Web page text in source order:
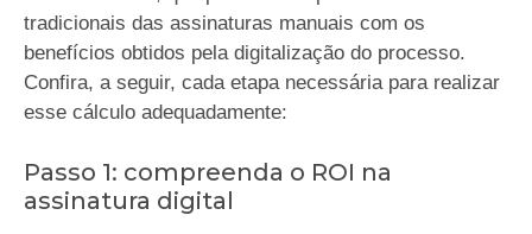
tradicionais das assinaturas manuais com os
benefícios obtidos pela digitalização do processo.
Confira, a seguir, cada etapa necessária para realizar
esse cálculo adequadamente:
Passo 1: compreenda o ROI na
assinatura digital